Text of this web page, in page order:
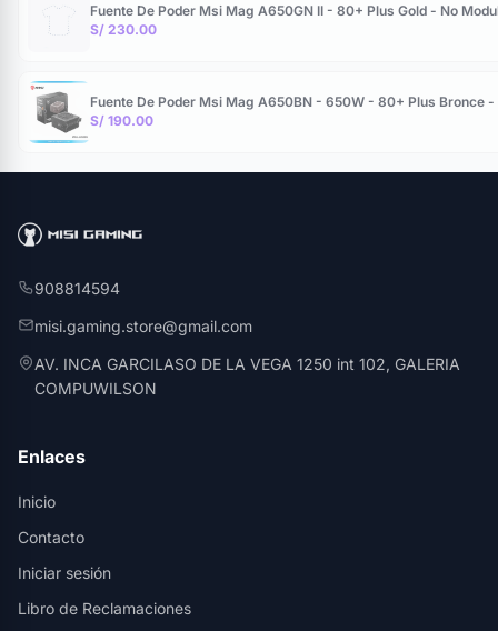
Fuente De Poder Msi Mag A650GN II - 80+ Plus Gold - No
S/ 230.00
Fuente De Poder Msi Mag A650BN - 650W - 80+ Plus Bronce
S/ 190.00
908814594
misi.gaming.store@gmail.com
AV. INCA GARCILASO DE LA VEGA 1250 int 102, GALERIA
COMPUWILSON
Enlaces
Inicio
Contacto
Iniciar sesión
Libro de Reclamaciones